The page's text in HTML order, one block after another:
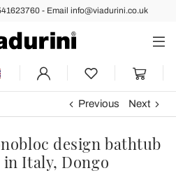
- Email info@viadurini.co.uk
Previous Next
design bathtub
Italy, Dongo